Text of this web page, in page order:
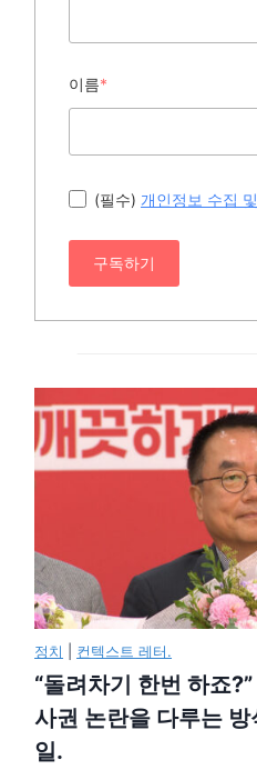
이름*
(필수) 개인정보 수집
구독하기
정치 컨텍스트 레터.
“돌려차기 한번 하죠
사권 논란을 다루는
일.